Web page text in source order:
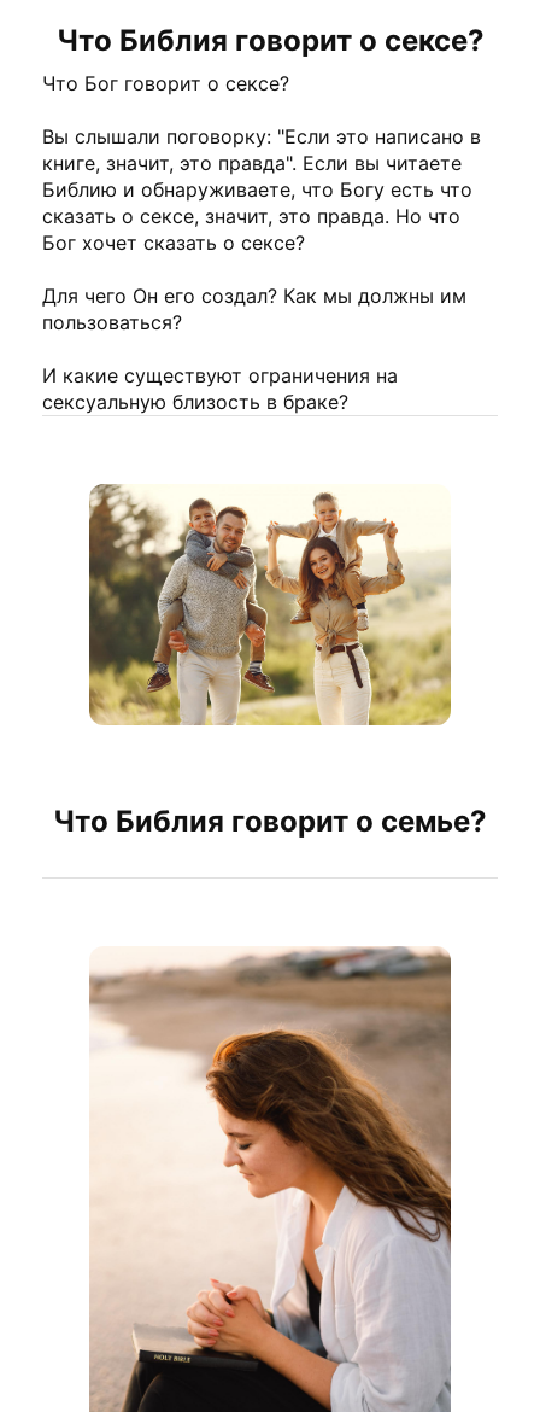
Что Библия говорит о сексе?
Что Бог говорит о сексе?
Вы слышали поговорку: "Если это написано в
книге, значит, это правда". Если вы читаете
Библию и обнаруживаете, что Богу есть что
сказать о сексе, значит, это правда. Но что
Бог хочет сказать о сексе?
Для чего Он его создал? Как мы должны им
пользоваться?
И какие существуют ограничения на
сексуальную близость в браке?
Что Библия говорит о семье?